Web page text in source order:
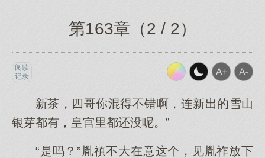
第163章（2 / 2）
阅读
记录
新茶，四哥你混得不错啊，连新出的雪山
银芽都有，皇宫里都还没呢。”
“是吗？”胤禛不大在意这个，见胤祚放下